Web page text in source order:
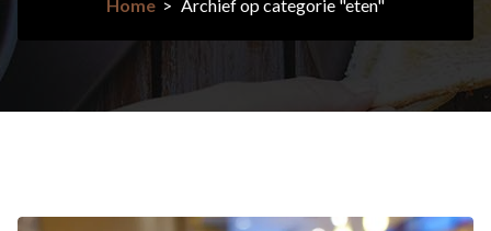
Home> Archief op categorie "eten"